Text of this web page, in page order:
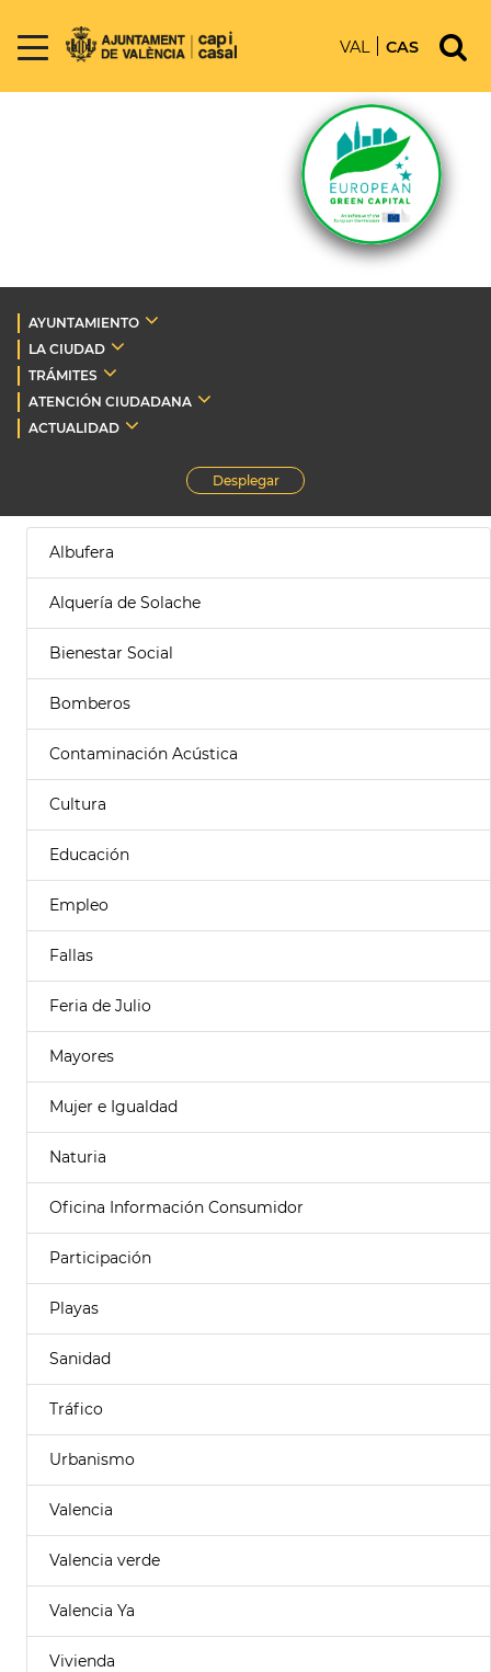
VAL CAS
AYUNTAMIENTO
LA CIUDAD
TRÁMITES
ATENCIÓN CIUDADANA
ACTUALIDAD
Desplegar
Albufera
Alquería de Solache
Bienestar Social
Bomberos
Contaminación Acústica
Cultura
Educación
Empleo
Fallas
Feria de Julio
Mayores
Mujer e Igualdad
Naturia
Oficina Información Consumidor
Participación
Playas
Sanidad
Tráfico
Urbanismo
Valencia
Valencia verde
Valencia Ya
Vivienda